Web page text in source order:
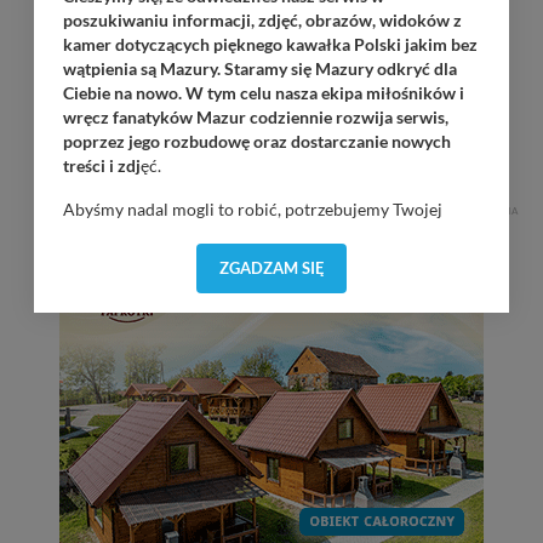
Jack Sparrow Band
Ruciane-Nida / Przystań OW Wodnik / 20:00
KRiSU Krzysztof Bańka
Górkło / Marina Górkło / 21:00
REKLAMA
poszukiwaniu informacji, zdjęć, obrazów, widoków z
kamer dotyczących pięknego kawałka Polski jakim bez
wątpienia są Mazury. Staramy się Mazury odkryć dla
Ciebie na nowo. W tym celu nasza ekipa miłośników i
wręcz fanatyków Mazur codziennie rozwija serwis,
poprzez jego rozbudowę oraz dostarczanie nowych
treści i zdjęć.
Abyśmy nadal mogli to robić, potrzebujemy Twojej
dostosować do Twoich preferencji. Twoje dane (w tym
pliki cookies) będą zapisywane w celu usprawnienia
wyszukania, ulubione miejsca, logowania, itp).
Bezpieczeństwo Twoich danych jest dla nas
priorytetowe, bez poinformowania Ciebie nie będziemy
zmieniać zakresu naszych uprawnień. Twoje dane są u
nas bezpieczne, jeśli masz wątpliwości co do naszych
intencji, zawsze możesz wycofać swoją zgodę. Więcej
informacji uzyskach w naszejPolityce Prywatności.
Klikając znak X lub przycisk PRZEJDŹ DO SERWISU
wyrażasz zgodę na przetwarzanie Twoich danych.
ZGADZAM SIĘ